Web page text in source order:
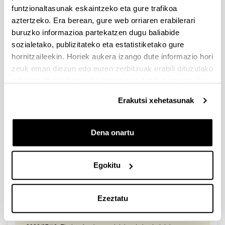
funtzionaltasunak eskaintzeko eta gure trafikoa
aztertzeko. Era berean, gure web orriaren erabilerari
buruzko informazioa partekatzen dugu baliabide
sozialetako, publizitateko eta estatistiketako gure
hornitzaileekin. Horiek aukera izango dute informazio hori
zeuk eman diezun edo euren zerbitzuak erabili dituzulako
Erakutsi xehetasunak
Dena onartu
Egokitu
Ezeztatu
2026/03/25. Onartutako eta baztertutako eskabideen behin-
behineko zerrendako akatsen zuzenketa - 2026/03/23-
Onartuak izan diren eta akatsen bat zuzendu behar duten
eskaeren behin-behineko zerrenda. Alegazioak aurkezteko
epea: 2026/03/24tik 2026/04/09rarte. (biak barne)
Zientzia, Teknologia eta Berrikuntza arloetako kultura
sustatzeko laguntzen deialdia (FECYT) 2026
Aurkezteko epea zabalik: 2026/07/01 - 2026/09/16 13:00
Dokumentazioa bidaltzeko barne-epea: bakarkako
2026/09/11
PROGRAMME 2027
IKERTZAILE DOKTOREAK UPV/EHUn KONTRATATZEKO
DEIALDIA (2026)
Izapide irekia (Eskaerak aurkezteko epea: 2026/06/03 - 2026/06/25
23:59)